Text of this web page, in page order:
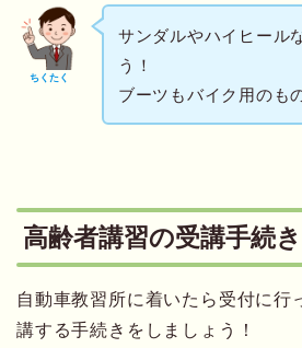
ちくたく
サンダルやハイヒール
う！
ブーツもバイク用のも
高齢者講習の受講手続
自動車教習所に着いたら受付に行
講する手続きをしましょう！